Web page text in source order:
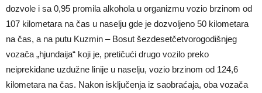
dozvole i sa 0,95 promila alkohola u organizmu vozio brzinom od
107 kilometara na čas u naselju gde je dozvoljeno 50 kilometara
na čas, a na putu Kuzmin – Bosut šezdesetčetvorogodišnjeg
vozača „hjundaija“ koji je, pretičući drugo vozilo preko
neiprekidane uzdužne linije u naselju, vozio brzinom od 124,6
kilometara na čas. Nakon isključenja iz saobraćaja, oba vozača